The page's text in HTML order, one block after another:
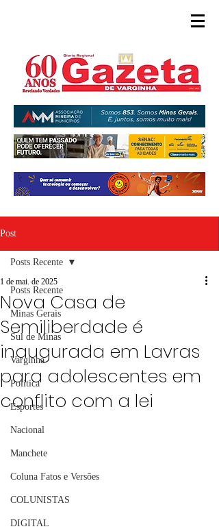
Post
Posts Recente
Minas Gerais
Sul de Minas
Varginha
Política
Esportes
Nacional
Manchete
Coluna Fatos e Versões
COLUNISTAS
DIGITAL
Posts Recente
Nova Casa de
Semiliberdade é
inaugurada em Lavras
para adolescentes em
conflito com a lei
1 de mai. de 2025